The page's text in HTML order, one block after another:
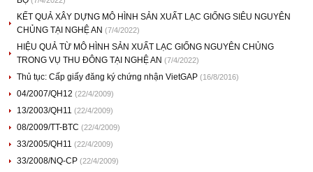
KẾT QUẢ XÂY DỰNG MÔ HÌNH SẢN XUẤT LẠC GIỐNG SIÊU NGUYÊN
CHỦNG TẠI NGHỆ AN (7/4/2022)
HIỆU QUẢ TỪ MÔ HÌNH SẢN XUẤT LẠC GIỐNG NGUYÊN CHỦNG
TRONG VỤ THU ĐÔNG TẠI NGHỆ AN (7/4/2022)
Thủ tục: Cấp giấy đăng ký chứng nhận VietGAP (16/8/2016)
04/2007/QH12 (22/4/2009)
13/2003/QH11 (22/4/2009)
08/2009/TT-BTC (22/4/2009)
33/2005/QH11 (22/4/2009)
33/2008/NQ-CP (22/4/2009)